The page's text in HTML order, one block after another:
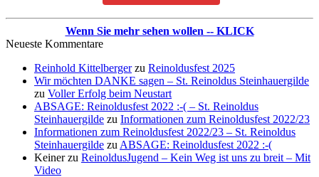
Wenn Sie mehr sehen wollen -- KLICK
Neueste Kommentare
Reinhold Kittelbergerzu Reinoldusfest 2025
Wir möchten DANKE sagen – St. Reinoldus Steinhauergilde
zu Voller Erfolg beim Neustart
ABSAGE: Reinoldusfest 2022 :-( – St. Reinoldus
Steinhauergilde zu Informationen zum Reinoldusfest 2022/23
Informationen zum Reinoldusfest 2022/23 – St. Reinoldus
Steinhauergilde zu ABSAGE: Reinoldusfest 2022 :-(
Keinerzu ReinoldusJugend – Kein Weg ist uns zu breit – Mit
Video